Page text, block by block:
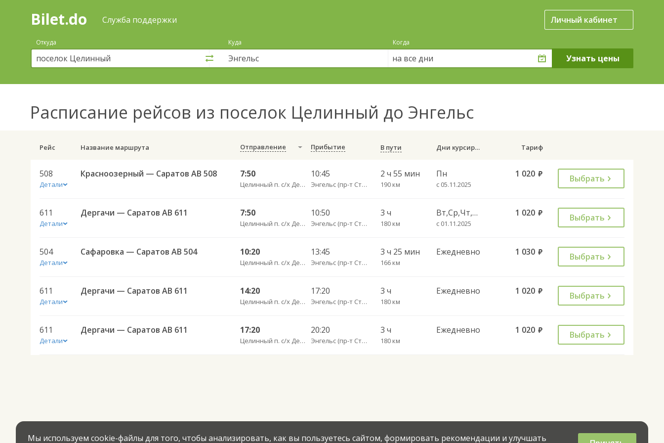
Поиск
покупка
билетов
автобус
онлайн
Bilet.do Служба поддержки Личный кабинет
Откуда Куда Когда
на все дни
Расписание рейсов из поселок Целинный до Энгельс
Рейс Название маршрута Отправление Прибытие В пути Дни курсирования Тариф
508
Детали
Красноозерный — Саратов АВ 508 7:50
Целинный п. с/х Декабрист пов.
10:45
Энгельс (пр-т Строителей 3А)
2 ч 55 мин
190 км
Пн
с 05.11.2025
1 020 руб. Выбрать
611
Детали
Дергачи — Саратов АВ 611 7:50
Целинный п. с/х Декабрист пов.
10:50
Энгельс (пр-т Строителей 3А)
3 ч
180 км
Вт,Ср,Чт,Пт,Вс
с 01.11.2025
1 020 руб. Выбрать
504
Детали
Сафаровка — Саратов АВ 504 10:20
Целинный п. с/х Декабрист пов.
13:45
Энгельс (пр-т Строителей 3А)
3 ч 25 мин
166 км
Ежедневно 1 030 руб. Выбрать
611
Детали
Дергачи — Саратов АВ 611 14:20
Целинный п. с/х Декабрист пов.
17:20
Энгельс (пр-т Строителей 3А)
3 ч
180 км
Ежедневно 1 020 руб. Выбрать
611
Детали
Дергачи — Саратов АВ 611 17:20
Целинный п. с/х Декабрист пов.
20:20
Энгельс (пр-т Строителей 3А)
3 ч
180 км
Ежедневно 1 020 руб. Выбрать
Мы используем cookie-файлы для того, чтобы анализировать, как вы пользуетесь сайтом, формировать рекомендации и улучшать